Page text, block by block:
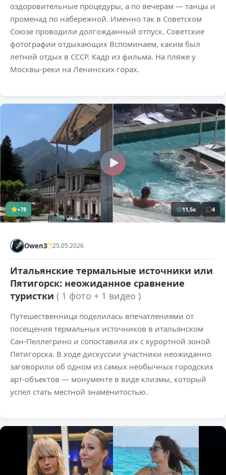
оздоровительные процедуры, а по вечерам — танцы и
променад по набережной. Именно так в Советском
Союзе проводили долгожданный отпуск. Советские
фотографии отдыхающих Вспоминаем, каким был
летний отдых в СССР. Кадр из фильма. На пляже у
Москвы-реки на Ленинских горах.
+78 11,5к 4
Owen3 25.05.2026
Итальянские термальные источники или
Пятигорск: неожиданное сравнение
туристки ( 1 фото + 1 видео )
Путешественница поделилась впечатлениями от
посещения термальных источников в итальянском
Сан-Пеллегрино и сопоставила их с курортной зоной
Пятигорска. В ходе дискуссии участники неожиданно
заговорили об одном из самых необычных городских
арт-объектов — монументе в виде клизмы, который
успел стать местной знаменитостью.